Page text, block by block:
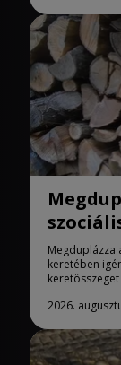
Megduplázza
keretében
2026.